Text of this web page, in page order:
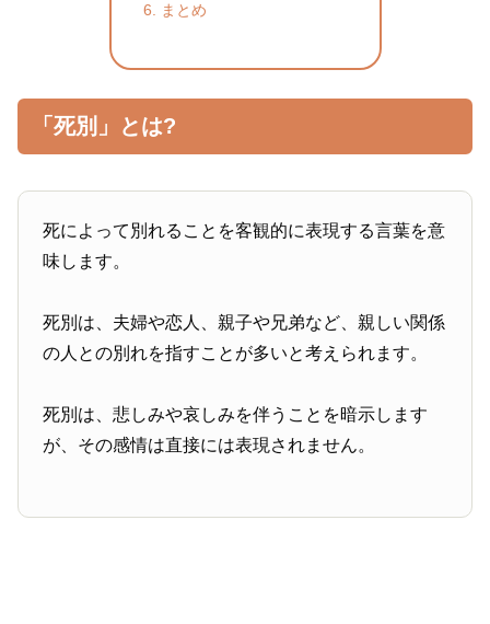
まとめ
「死別」とは?
死によって別れることを客観的に表現する言葉を意
味します。
死別は、夫婦や恋人、親子や兄弟など、親しい関係
の人との別れを指すことが多いと考えられます。
死別は、悲しみや哀しみを伴うことを暗示します
が、その感情は直接には表現されません。